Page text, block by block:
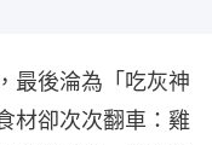
最後淪為「吃灰神
材卻次次翻車：雞